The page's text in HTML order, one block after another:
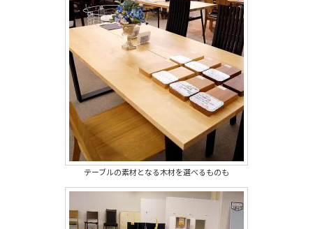
テーブルの素材となる木材を選べるものも